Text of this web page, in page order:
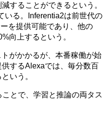
することができるという。
いる。Inferentia2は前世代の
を提供可能であり、他の
向上するという。
がかかるが、本番稼働が始
するAlexaでは、毎分数百
いう。
とで、学習と推論の両タス